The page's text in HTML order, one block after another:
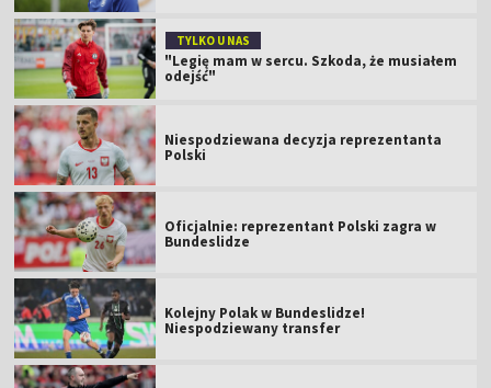
TYLKO U NAS
"Legię mam w sercu. Szkoda, że musiałem
odejść"
Niespodziewana decyzja reprezentanta
Polski
Oficjalnie: reprezentant Polski zagra w
Bundeslidze
Kolejny Polak w Bundeslidze!
Niespodziewany transfer